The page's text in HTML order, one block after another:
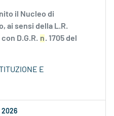
il Nucleo di
ai sensi della L.R.
D.G.R. n. 1705 del
E
2026